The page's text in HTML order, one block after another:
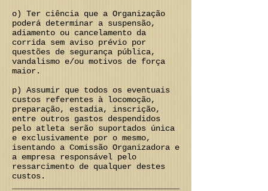
o) Ter ciência que a Organização
poderá determinar a suspensão,
adiamento ou cancelamento da
corrida sem aviso prévio por
questões de segurança pública,
vandalismo e/ou motivos de força
maior.
p) Assumir que todos os eventuais
custos referentes à locomoção,
preparação, estadia, inscrição,
entre outros gastos despendidos
pelo atleta serão suportados única
e exclusivamente por o mesmo,
isentando a Comissão Organizadora e
a empresa responsável pelo
ressarcimento de qualquer destes
custos.